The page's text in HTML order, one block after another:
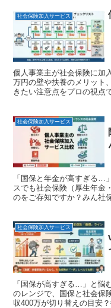
社会保険加入サービス
個人事業主が社会保険に加
万円の壁や扶養のメリット
きたい注意点をプロの視点
社会保険加入サービス
「国保と年金が高すぎる…
スでも社会保険（厚生年金
のをご存知ですか？みん社
社会保険加入サービス
「国保が高すぎる…」と悩
のレンジで、国保と社会保
収400万が切り替えの目安